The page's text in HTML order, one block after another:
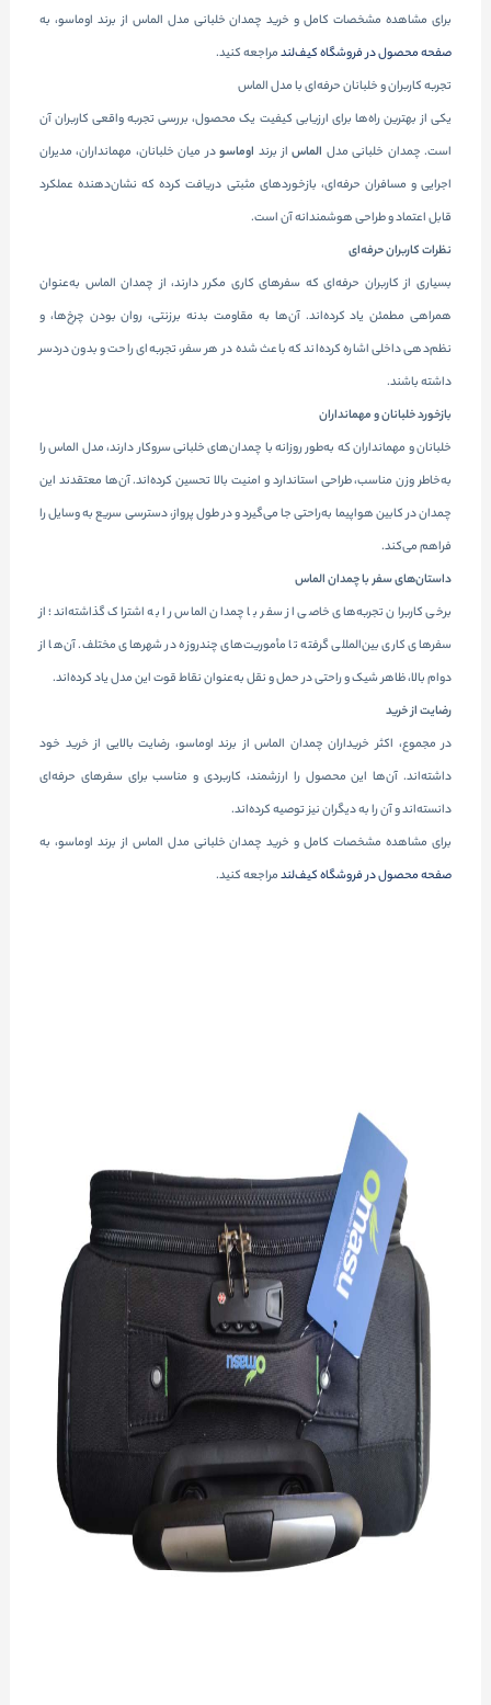
برای مشاهده مشخصات کامل و خرید چمدان خلبانی مدل الماس از برند اوماسو، به
صفحه محصول در فروشگاه کیف‌لندمراجعه کنید.
تجربه کاربران و خلبانان حرفه‌ای با مدل الماس
یکی از بهترین راه‌ها برای ارزیابی کیفیت یک محصول، بررسی تجربه واقعی کاربران آن
است. چمدان خلبانی مدل الماساز برند اوماسودر میان خلبانان، مهمانداران، مدیران
اجرایی و مسافران حرفه‌ای، بازخوردهای مثبتی دریافت کرده که نشان‌دهنده عملکرد
قابل اعتماد و طراحی هوشمندانه آن است.
نظرات کاربران حرفه‌ای
بسیاری از کاربران حرفه‌ای که سفرهای کاری مکرر دارند، از چمدان الماس به‌عنوان
همراهی مطمئن یاد کرده‌اند. آن‌ها به مقاومت بدنه برزنتی، روان بودن چرخ‌ها، و
نظم‌دهی داخلی اشاره کرده‌اند که باعث شده در هر سفر، تجربه‌ای راحت و بدون دردسر
داشته باشند.
بازخورد خلبانان و مهمانداران
خلبانان و مهمانداران که به‌طور روزانه با چمدان‌های خلبانی سروکار دارند، مدل الماس را
به‌خاطر وزن مناسب، طراحی استاندارد و امنیت بالا تحسین کرده‌اند. آن‌ها معتقدند این
چمدان در کابین هواپیما به‌راحتی جا می‌گیرد و در طول پرواز، دسترسی سریع به وسایل را
فراهم می‌کند.
داستان‌های سفر با چمدان الماس
برخی کاربران تجربه‌های خاصی از سفر با چمدان الماس را به اشتراک گذاشته‌اند؛ از
سفرهای کاری بین‌المللی گرفته تا مأموریت‌های چندروزه در شهرهای مختلف. آن‌ها از
دوام بالا، ظاهر شیک و راحتی در حمل و نقل به‌عنوان نقاط قوت این مدل یاد کرده‌اند.
رضایت از خرید
در مجموع، اکثر خریداران چمدان الماس از برند اوماسو، رضایت بالایی از خرید خود
داشته‌اند. آن‌ها این محصول را ارزشمند، کاربردی و مناسب برای سفرهای حرفه‌ای
دانسته‌اند و آن را به دیگران نیز توصیه کرده‌اند.
برای مشاهده مشخصات کامل و خرید چمدان خلبانی مدل الماس از برند اوماسو، به
صفحه محصول در فروشگاه کیف‌لندمراجعه کنید.